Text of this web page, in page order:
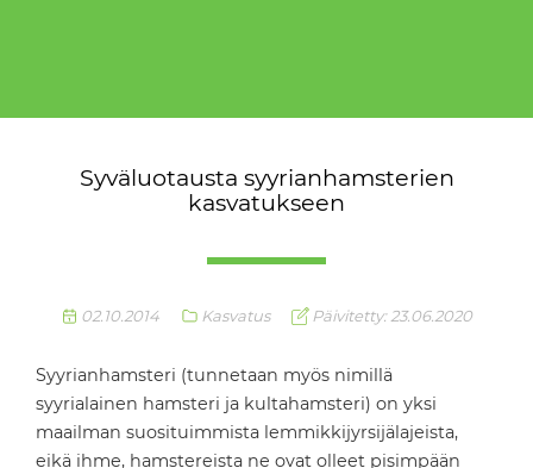
Syväluotausta syyrianhamsterien
kasvatukseen
02.10.2014 Kasvatus Päivitetty: 23.06.2020
Syyrianhamsteri (tunnetaan myös nimillä
syyrialainen hamsteri ja kultahamsteri) on yksi
maailman suosituimmista lemmikkijyrsijälajeista,
eikä ihme, hamstereista ne ovat olleet pisimpään